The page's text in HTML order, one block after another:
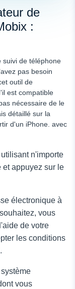
de
:
suivi de téléphone
pas besoin
outil de
est compatible
nécessaire de le
détaillé sur la
d'un iPhone. avec
n'importe
et appuyez sur le
électronique à
vous
de votre
les conditions
vous